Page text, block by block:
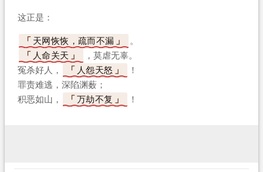
这正是：
天网恢恢，疏而不漏
。
人命关天
，莫虐无辜。
冤杀好人，
人怨天怒
！
罪责难逃，深陷渊薮；
积恶如山，
万劫不复 ！